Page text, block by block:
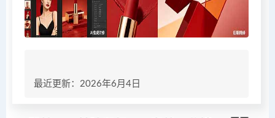
最近更新：2026年6月4日